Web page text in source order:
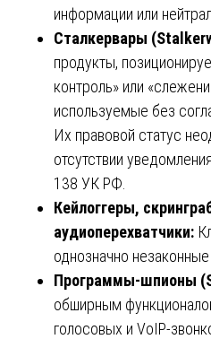
информации или
Сталкервары
продукты,
контроль» или
используемые без
Их правовой статус
отсутствии
138 УК РФ.
Кейлоггеры,
аудиоперехватчики:
однозначно
Программы-шпионы
обширным
голосовых и VoIP-